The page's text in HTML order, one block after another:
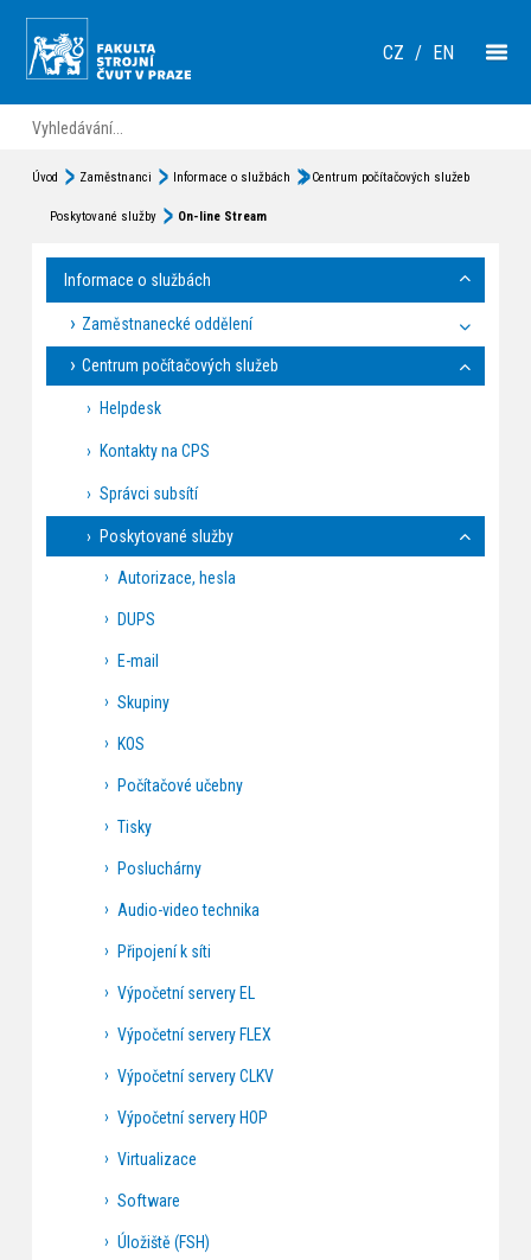
CZ / EN
Úvod Zaměstnanci Informace o službách Centrum počítačových služeb
Poskytované služby On-line Stream
Informace o službách
Zaměstnanecké oddělení
Centrum počítačových služeb
Helpdesk
Kontakty na CPS
Správci subsítí
Poskytované služby
Autorizace, hesla
DUPS
E-mail
Skupiny
KOS
Počítačové učebny
Tisky
Posluchárny
Audio-video technika
Připojení k síti
Výpočetní servery EL
Výpočetní servery FLEX
Výpočetní servery CLKV
Výpočetní servery HOP
Virtualizace
Software
Úložiště (FSH)